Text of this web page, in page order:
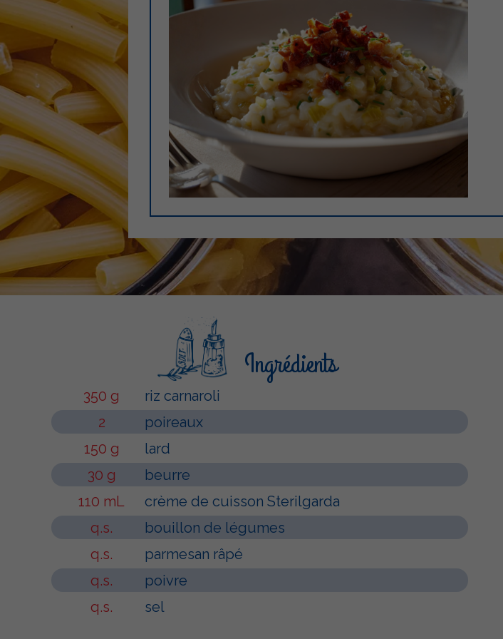
Ingrédients
350 g
riz carnaroli
2
poireaux
150 g
lard
30 g
beurre
110 mL
crème de cuisson Sterilgarda
q.s.
bouillon de légumes
q.s.
parmesan râpé
q.s.
poivre
q.s.
sel